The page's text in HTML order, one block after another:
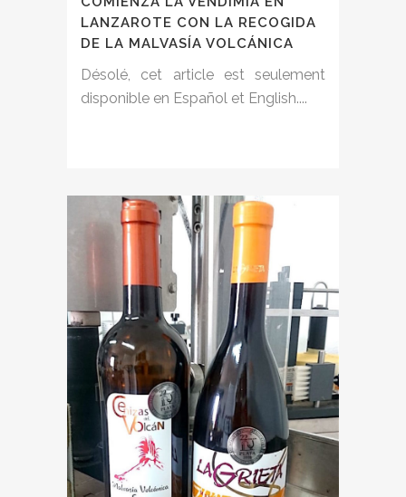
LANZAROTE CON LA RECOGIDA
DE LA MALVASÍA VOLCÁNICA
Désolé, cet article est seulement
disponible en Español et English....